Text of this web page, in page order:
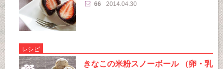
66 2014.04.30
レシピ
きなこの米粉スノーボール （卵・乳